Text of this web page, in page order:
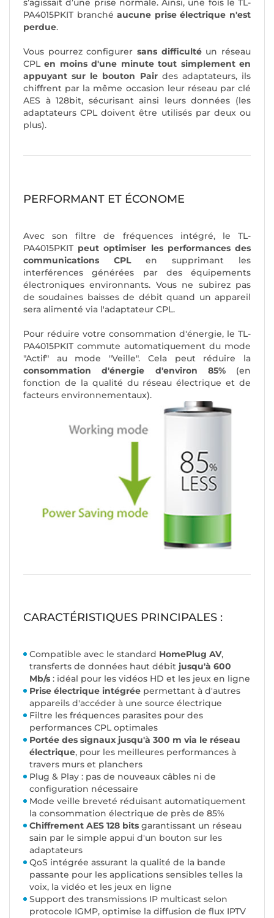
s’agissait d’une prise normale. Ainsi, une fois le TL-
PA4015PKIT branchéaucune prise électrique n'est
perdue.
Vous pourrez configurer sans difficultéun réseau
CPLen moins d'une minute tout simplement en
appuyant sur le bouton Pairdes adaptateurs, ils
chiffrent par la même occasion leur réseau par clé
AES à 128bit, sécurisant ainsi leurs données (les
adaptateurs CPL doivent être utilisés par deux ou
plus).
PERFORMANT ET ÉCONOME
Avec son filtre de fréquences intégré, le TL-
PA4015PKIT peut optimiser les performances des
communications CPLen supprimant les
interférences générées par des équipements
électroniques environnants. Vous ne subirez pas
de soudaines baisses de débit quand un appareil
sera alimenté via l'adaptateur CPL.
Pour réduire votre consommation d'énergie, le TL-
PA4015PKIT commute automatiquement du mode
"Actif" au mode "Veille". Cela peut réduire la
consommation d'énergie d'environ 85%(en
fonction de la qualité du réseau électrique et de
facteurs environnementaux).
CARACTÉRISTIQUES PRINCIPALES :
Compatible avec le standard HomePlug AV,
transferts de données haut débit jusqu'à 600
Mb/s : idéal pour les vidéos HD et les jeux en ligne
Prise électrique intégrée permettant à d'autres
appareils d'accéder à une source électrique
Filtre les fréquences parasites pour des
performances CPL optimales
Portée des signaux jusqu'à 300 m via le réseau
électrique, pour les meilleures performances à
travers murs et planchers
Plug & Play : pas de nouveaux câbles ni de
configuration nécessaire
Mode veille breveté réduisant automatiquement
la consommation électrique de près de 85%
Chiffrement AES 128 bits garantissant un réseau
sain par le simple appui d'un bouton sur les
adaptateurs
QoS intégrée assurant la qualité de la bande
passante pour les applications sensibles telles la
voix, la vidéo et les jeux en ligne
Support des transmissions IP multicast selon
protocole IGMP, optimise la diffusion de flux IPTV